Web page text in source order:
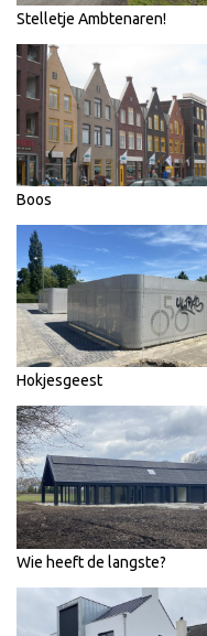
Stelletje Ambtenaren!
Boos
Hokjesgeest
Wie heeft de langste?